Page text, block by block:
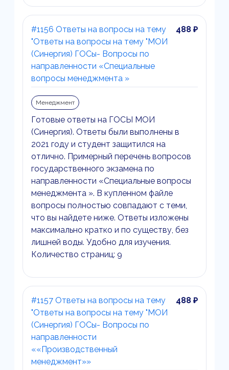
#1156 Ответы на вопросы на тему
"Ответы на вопросы на тему "МОИ
(Синергия) ГОСы- Вопросы по
направленности «Специальные
вопросы менеджмента »
488 ₽
Менеджмент
Готовые ответы на ГОСЫ МОИ
(Синергия). Ответы были выполнены в
2021 году и студент защитился на
отлично. Примерный перечень вопросов
государственного экзамена по
направленности «Специальные вопросы
менеджмента ». В купленном файле
вопросы полностью совпадают с теми,
что вы найдете ниже. Ответы изложены
максимально кратко и по существу, без
лишней воды. Удобно для изучения.
Количество страниц: 9
#1157 Ответы на вопросы на тему
"Ответы на вопросы на тему "МОИ
(Синергия) ГОСы- Вопросы по
направленности
««Производственный
менеджмент»»
488 ₽